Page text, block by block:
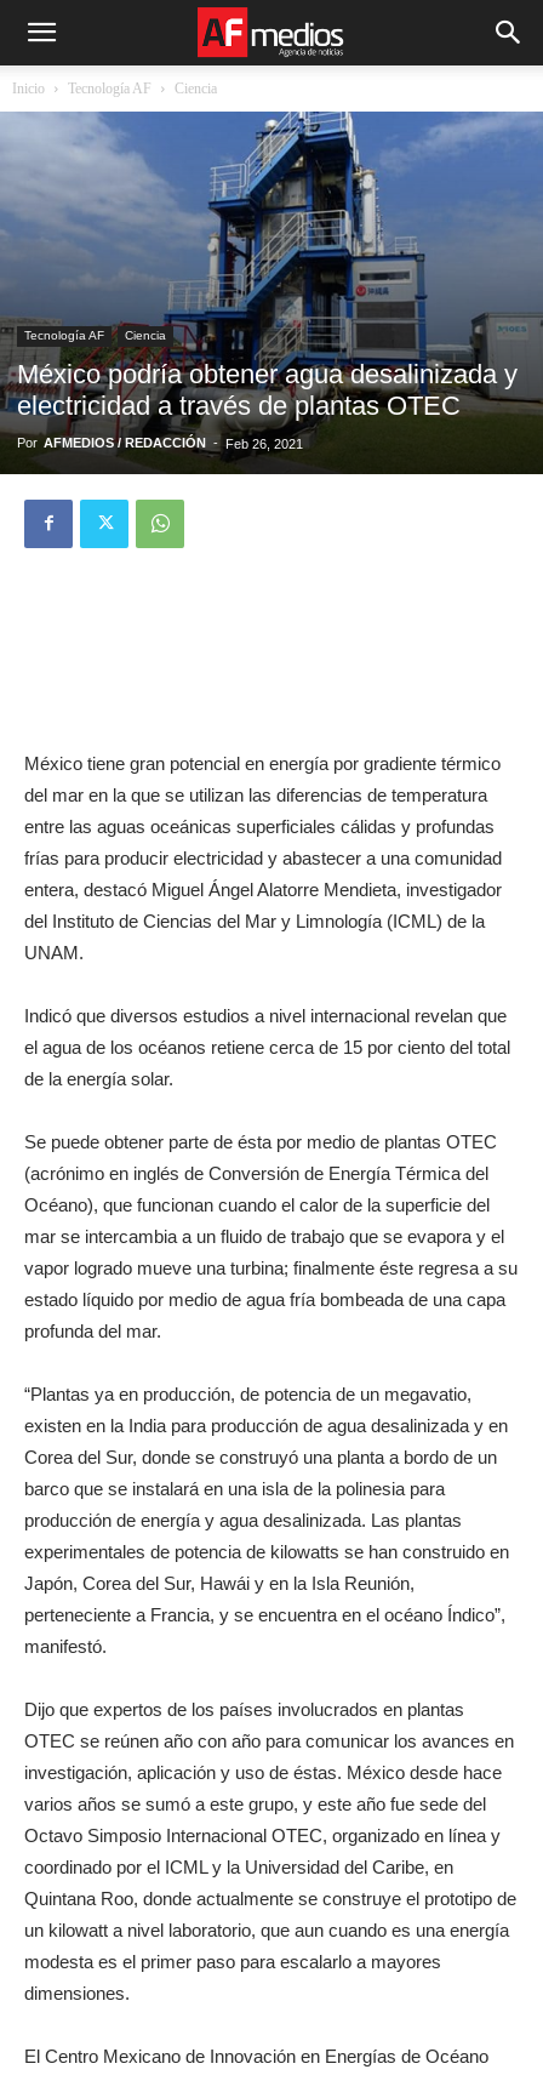
Inicio Tecnología AF Ciencia
Tecnología AF Ciencia
México podría obtener agua desalinizada y
electricidad a través de plantas OTEC
Por AFMEDIOS / REDACCIÓN - Feb 26, 2021
México tiene gran potencial en energía por gradiente térmico
del mar en la que se utilizan las diferencias de temperatura
entre las aguas oceánicas superficiales cálidas y profundas
frías para producir electricidad y abastecer a una comunidad
entera, destacó Miguel Ángel Alatorre Mendieta, investigador
del Instituto de Ciencias del Mar y Limnología (ICML) de la
UNAM.
Indicó que diversos estudios a nivel internacional revelan que
el agua de los océanos retiene cerca de 15 por ciento del total
de la energía solar.
Se puede obtener parte de ésta por medio de plantas OTEC
(acrónimo en inglés de Conversión de Energía Térmica del
Océano), que funcionan cuando el calor de la superficie del
mar se intercambia a un fluido de trabajo que se evapora y el
vapor logrado mueve una turbina; finalmente éste regresa a su
estado líquido por medio de agua fría bombeada de una capa
profunda del mar.
“Plantas ya en producción, de potencia de un megavatio,
existen en la India para producción de agua desalinizada y en
Corea del Sur, donde se construyó una planta a bordo de un
barco que se instalará en una isla de la polinesia para
producción de energía y agua desalinizada. Las plantas
experimentales de potencia de kilowatts se han construido en
Japón, Corea del Sur, Hawái y en la Isla Reunión,
perteneciente a Francia, y se encuentra en el océano Índico”,
manifestó.
Dijo que expertos de los países involucrados en plantas
OTEC se reúnen año con año para comunicar los avances en
investigación, aplicación y uso de éstas. México desde hace
varios años se sumó a este grupo, y este año fue sede del
Octavo Simposio Internacional OTEC, organizado en línea y
coordinado por el ICML y la Universidad del Caribe, en
Quintana Roo, donde actualmente se construye el prototipo de
un kilowatt a nivel laboratorio, que aun cuando es una energía
modesta es el primer paso para escalarlo a mayores
dimensiones.
El Centro Mexicano de Innovación en Energías de Océano